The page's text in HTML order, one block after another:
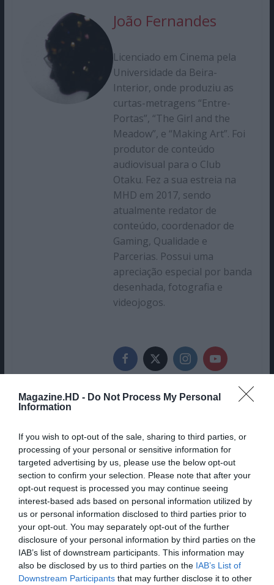
Magazine.HD - Do Not Process My Personal
Information
If you wish to opt-out of the sale, sharing to third parties, or
processing of your personal or sensitive information for
targeted advertising by us, please use the below opt-out
section to confirm your selection. Please note that after your
opt-out request is processed you may continue seeing
interest-based ads based on personal information utilized by
us or personal information disclosed to third parties prior to
your opt-out. You may separately opt-out of the further
disclosure of your personal information by third parties on the
IAB’s list of downstream participants. This information may
also be disclosed by us to third parties on the IAB’s List of
Downstream Participants that may further disclose it to other
João Fernandes
Licenciado em Cinema pela
Universidade da Beira-
Interior, onde produziu as
curtas-metragens “Entre-
Portas”, “The Girl and the
Meadow”, e “Making Art”. Foi
produtor de conteúdo
audiovisual para o Club
Otaku. Fez a sua estreia na
MHD em 2017, sendo
atualmente redator de
conteúdo, coordenador de
Gaming, Qualidade e
Parcerias. Possui uma
apreciação especial por banda
desenhada, fotografia e
videojogos.
BEETLEJUICE BEETLEJUICE, DE TIM
BURTON, É APLAUDIDO NA
ESTREIA MUNDIAL
OUTER BANKS: FENÓMENO DA
NETFLIX ESTÁ DE REGRESSO E JÁ
TEM DATA DE ESTREIA (E NOVO
TRAILER)